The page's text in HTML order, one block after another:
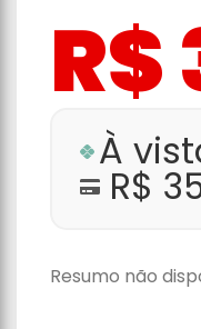
R$
À
R$
Resumo não